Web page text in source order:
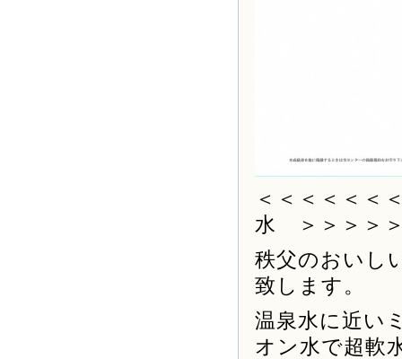
＜＜＜＜＜
水 ＞＞＞＞
秩父のおいし
致します。
温泉水に近い
オン水で超軟